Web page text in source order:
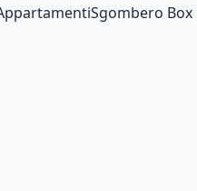
Sgombero Box